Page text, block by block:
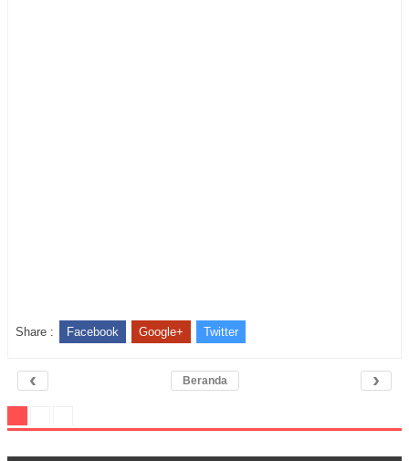
Share : Facebook Google+ Twitter
‹ ›
Beranda